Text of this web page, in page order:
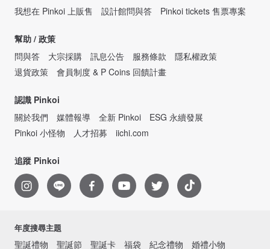
我想在 Pinkoi 上販售
設計館問與答 Pinkoi tickets 售票專案
幫助 / 政策
問與答
大宗採購 訊息公告 服務條款
隱私權政策
退貨政策
會員制度 & P Coins 回饋計畫
認識 Pinkoi
關於我們
媒體報導 全新 Pinkoi
ESG 永續發展
Pinkoi 小怪物
人才招募 iichi.com
追蹤 Pinkoi
年度搜尋主題
聖誕禮物 聖誕節 聖誕卡 福袋 紀念禮物 婚禮小物